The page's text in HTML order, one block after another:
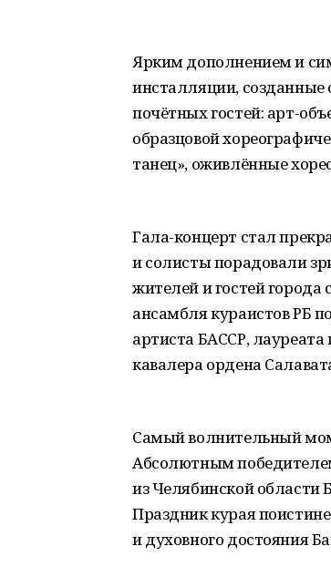
Ярким дополнением и
инсталляции, созданные
почётных гостей: арт-
образцовой
танец», оживлённые
Гала-концерт стал
и солисты порадовали
жителей и гостей города
ансамбля кураистов РБ
артиста БАССР,
кавалера ордена
Самый волнительный
Абсолютным
из Челябинской области
Праздник курая
и духовного достояния